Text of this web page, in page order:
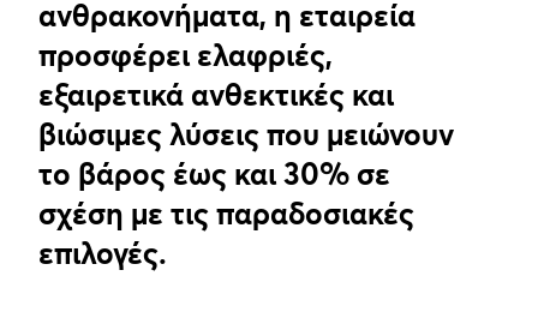
ανθρακονήματα, η εταιρεία
προσφέρει ελαφριές,
εξαιρετικά ανθεκτικές και
βιώσιμες λύσεις που μειώνουν
το βάρος έως και 30% σε
σχέση με τις παραδοσιακές
επιλογές.